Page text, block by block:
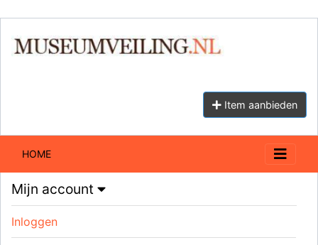
Item aanbieden
HOME
Mijn account
Inloggen